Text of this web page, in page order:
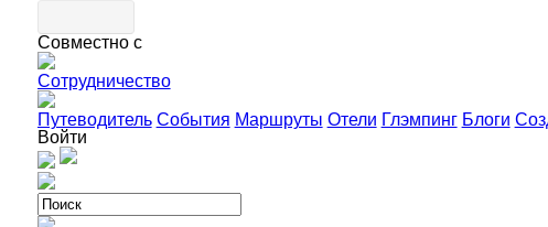
Совместно с
Сотрудничество
Путеводитель События Маршруты Отели Глэмпинг Блоги
Войти